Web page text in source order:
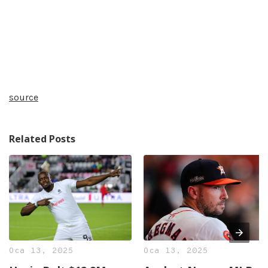
source
Related Posts
Oca 13, 2025 Oca 13, 2025